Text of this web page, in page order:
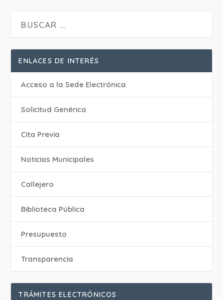
ENLACES DE INTERÉS
Acceso a la Sede Electrónica
Solicitud Genérica
Cita Previa
‎Noticias Municipales
Callejero
Biblioteca Pública
Presupuesto
Transparencia
TRÁMITES ELECTRÓNICOS